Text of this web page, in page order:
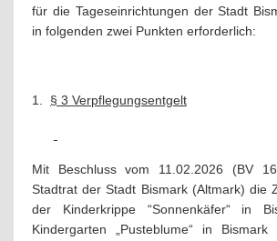
für die Tageseinrichtungen der Stadt
in folgenden zwei Punkten erforderlich:
1. § 3 Verpflegungsentgelt
Mit Beschluss vom 11.02.2026 (BV
Stadtrat der Stadt Bismark (Altmark) die
der Kinderkrippe “Sonnenkäfer“ in
Kindergarten „Pusteblume“ in